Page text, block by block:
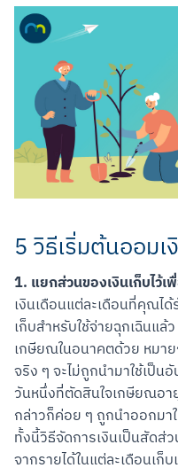
5 วิธีเริ่มต้นออม
1. แยกส่วนของเงินเก็บไว้
เงินเดือนแต่ละเดือนที่คุณได้
เก็บสำหรับใช้จ่ายฉุกเฉินแ
เกษียณในอนาคตด้วย หมา
จริง ๆ จะไม่ถูกนำมาใช้เป็น
วันหนึ่งที่ตัดสินใจเกษียณอา
กล่าวก็ค่อย ๆ ถูกนำออกมา
ทั้งนี้วิธีจัดการเงินเป็นสัดส่
จากรายได้ในแต่ละเดือนเก็